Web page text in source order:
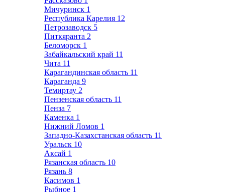
Мичуринск 1
Республика Карелия 12
Петрозаводск 5
Питкяранта 2
Беломорск 1
Забайкальский край 11
Чита 11
Карагандинская область 11
Караганда 9
Темиртау 2
Пензенская область 11
Пенза 7
Каменка 1
Нижний Ломов 1
Западно-Казахстанская область 11
Уральск 10
Аксай 1
Рязанская область 10
Рязань 8
Касимов 1
Рыбное 1